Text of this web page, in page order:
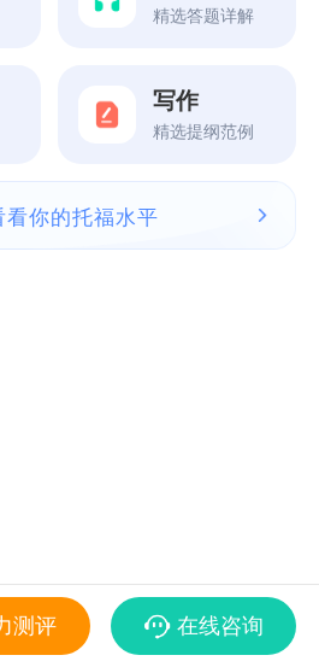
精选答题详解
写作
精选提纲范例
看你的托福水平
测评 在线咨询